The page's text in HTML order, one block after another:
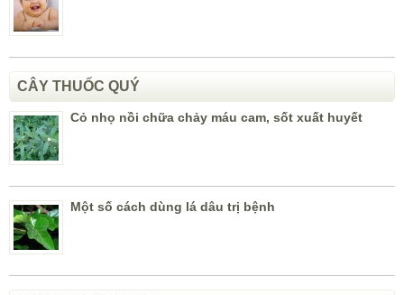
CÂY THUỐC QUÝ
Cỏ nhọ nồi chữa chảy máu cam, sốt xuất huyết
Một số cách dùng lá dâu trị bệnh